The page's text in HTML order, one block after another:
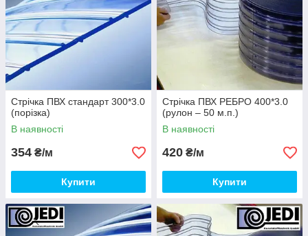
Стрічка ПВХ стандарт 300*3.0
(порізка)
В наявності
354 ₴/м
Купити
Стрічка ПВХ РЕБРО 400*3.0
(рулон – 50 м.п.)
В наявності
420 ₴/м
Купити